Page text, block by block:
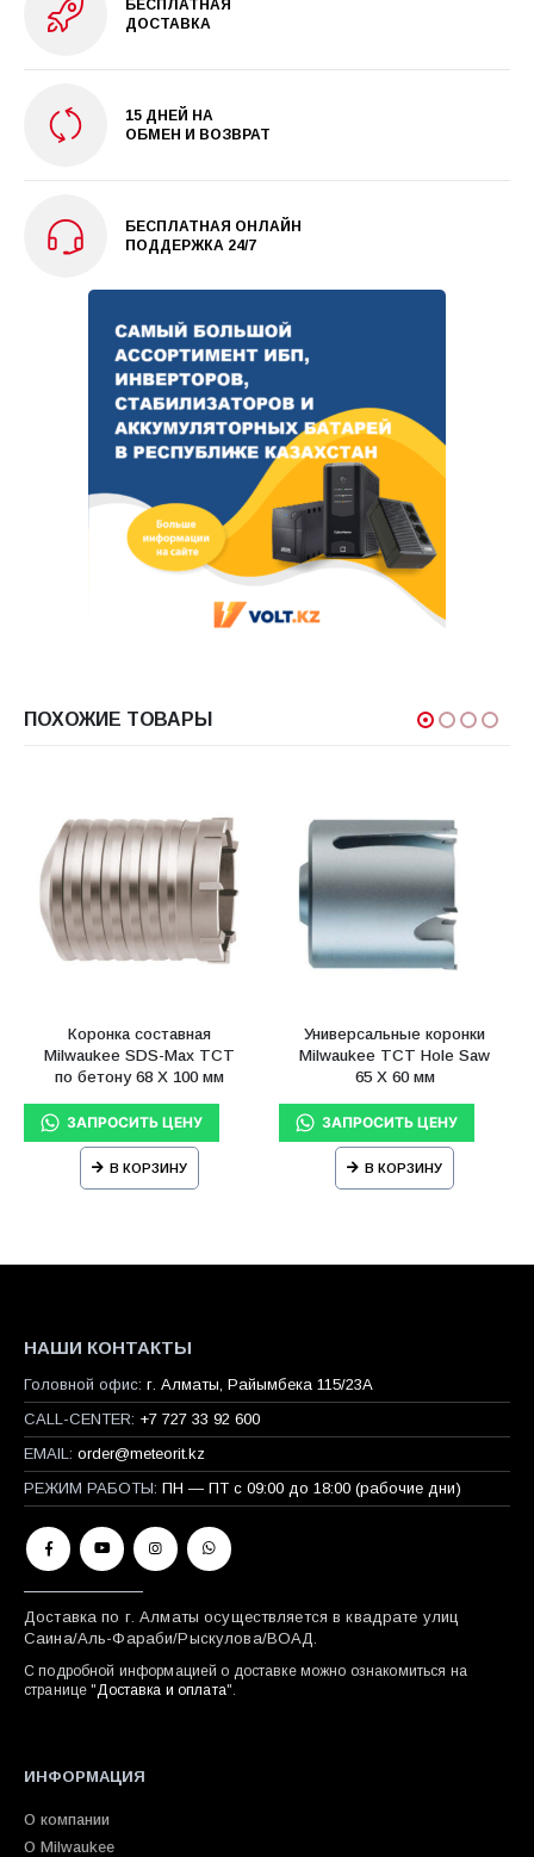
БЕСПЛАТНАЯ
ДОСТАВКА
15 ДНЕЙ НА
ОБМЕН И ВОЗВРАТ
БЕСПЛАТНАЯ ОНЛАЙН
ПОДДЕРЖКА 24/7
ПОХОЖИЕ ТОВАРЫ
Коронка составная
Milwaukee SDS-Max ТСТ
по бетону 68 X 100 мм
В КОРЗИНУ
Универсальные коронки
Milwaukee TCT Hole Saw
65 X 60 мм
В КОРЗИНУ
НАШИ КОНТАКТЫ
Головной офис: г. Алматы, Райымбека 115/23A
CALL-CENTER: +7 727 33 92 600
EMAIL: order@meteorit.kz
РЕЖИМ РАБОТЫ: ПН — ПТ с 09:00 до 18:00 (рабочие дни)
Доставка по г. Алматы осуществляется в квадрате улиц
Саина/Аль-Фараби/Рыскулова/ВОАД.
С подробной информацией о доставке можно ознакомиться на
странице " Доставка и оплата".
ИНФОРМАЦИЯ
О компании
О Milwaukee